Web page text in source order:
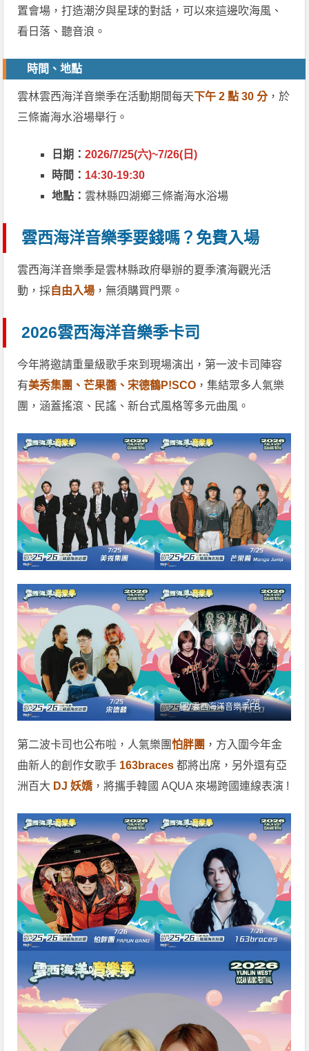
置會場，打造潮汐與星球的對話，可以來這邊吹海風、
看日落、聽音浪。
時間、地點
雲林雲西海洋音樂季在活動期間每天下午 2 點 30 分，於
三條崙海水浴場舉行。
日期：2026/7/25(六)~7/26(日)
時間： 14:30-19:30
地點：雲林縣四湖鄉三條崙海水浴場
雲西海洋音樂季要錢嗎？免費入場
雲西海洋音樂季是雲林縣政府舉辦的夏季濱海觀光活
動，採自由入場 ，無須購買門票。
2026雲西海洋音樂季卡司
今年將邀請重量級歌手來到現場演出，第一波卡司陣容
有美秀集團、芒果醬、 宋德鶴P!SCO ，集結眾多人氣樂
團，涵蓋搖滾、民謠、新台式風格等多元曲風。
圖/雲西海洋音樂季FB
第二波卡司也公布啦，人氣樂團怕胖團 ，方入圍今年金
曲新人的創作女歌手 163braces都將出席，另外還有亞
洲百大 DJ 妖嬌，將攜手韓國 AQUA 來場跨國連線表演 !